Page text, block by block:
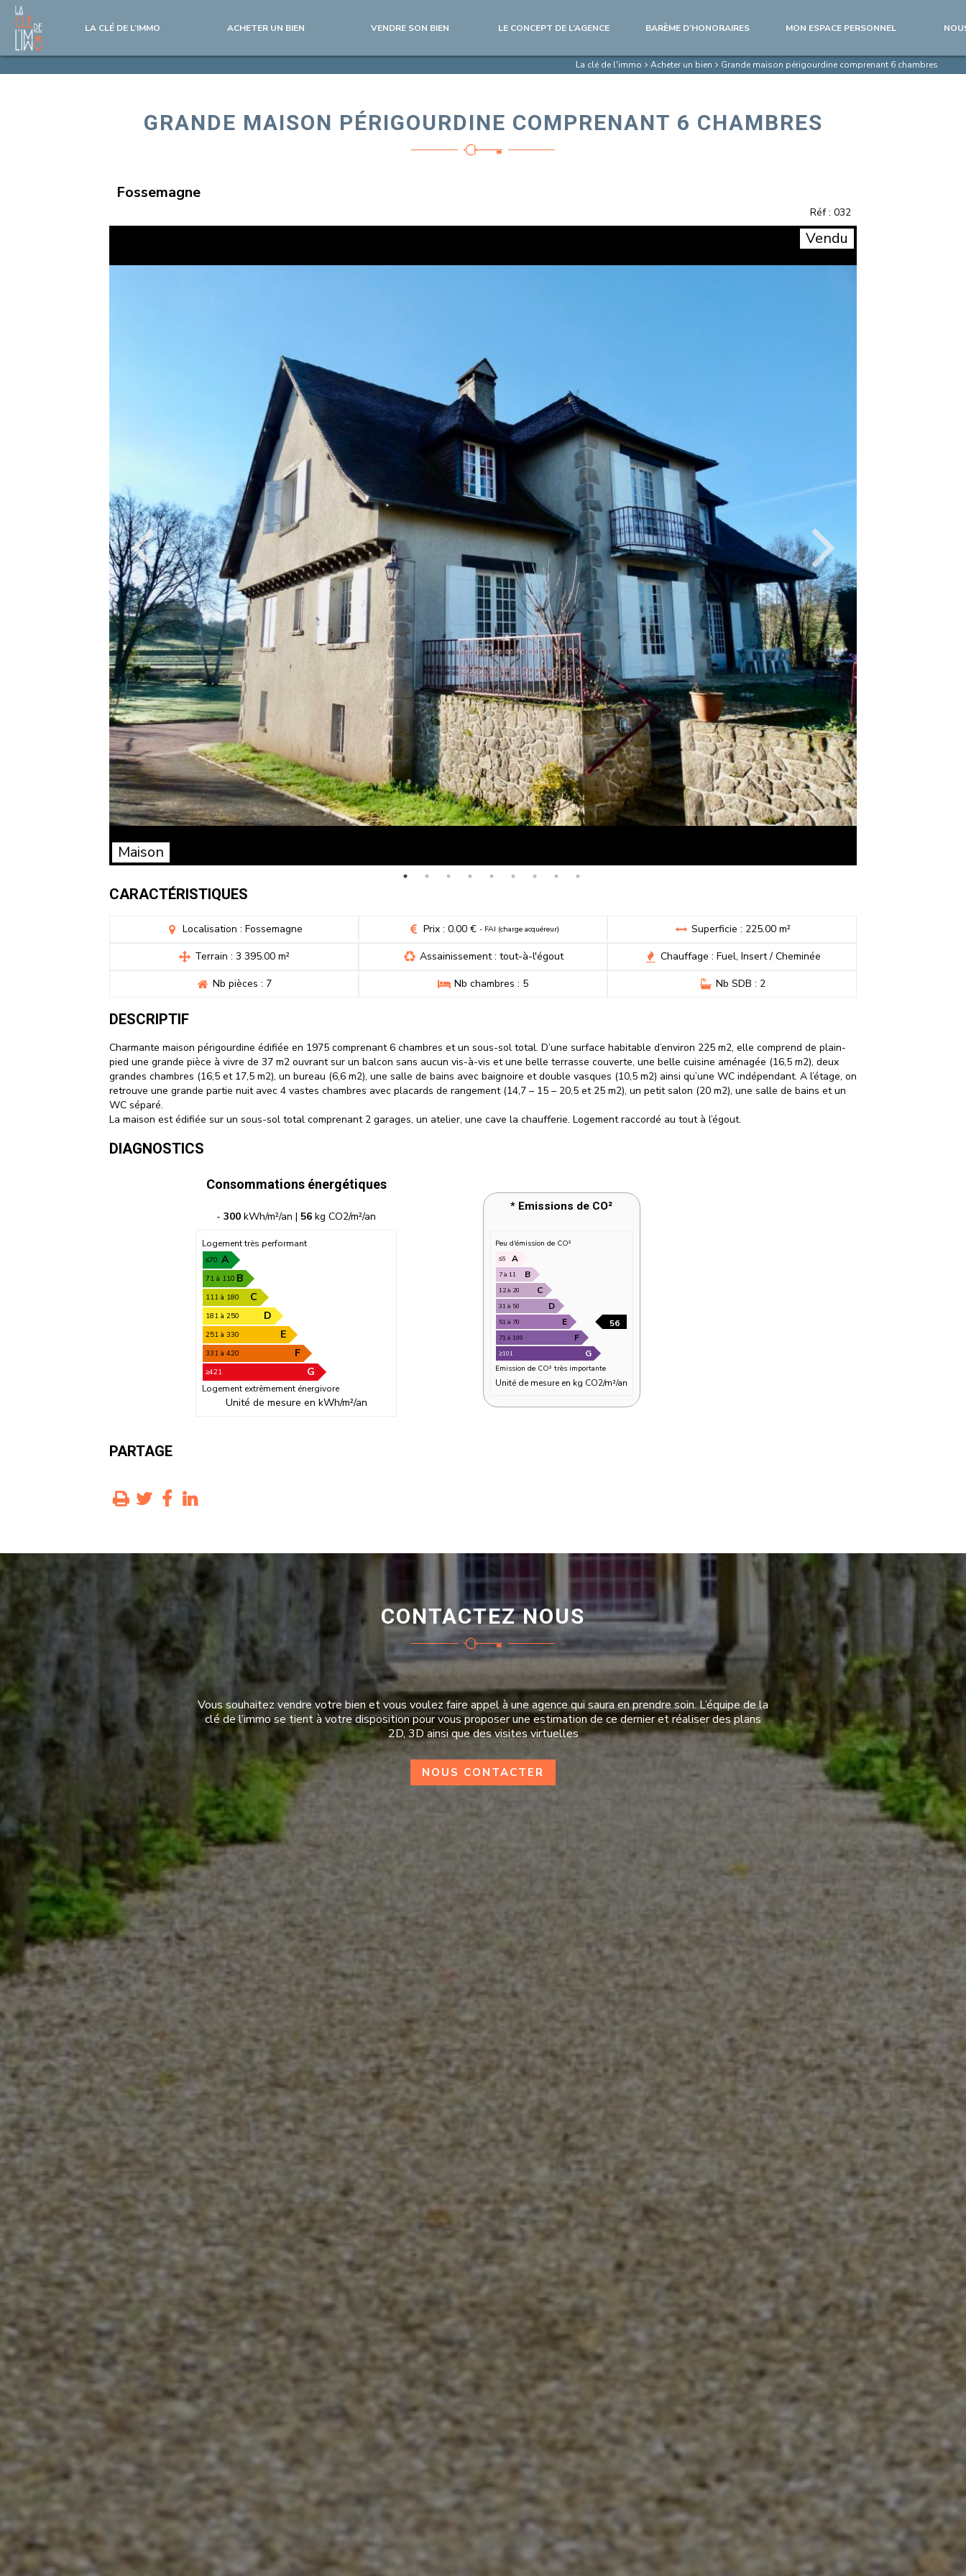
LA CLÉ DE L’IMMO ACHETER UN BIEN VENDRE SON BIEN LE CONCEPT DE L’AGENCE BARÈME D’HONORAIRES MON ESPACE PERSONNEL
La clé de l'immo Acheter un bien Grande maison périgourdine comprenant 6 chambres
GRANDE MAISON PÉRIGOURDINE COMPRENANT 6 CHAMBRES
Fossemagne
Réf : 032
Vendu
Maison
CARACTÉRISTIQUES
Localisation : Fossemagne Prix : 0.00 € - FAI (charge acquéreur)
Superficie : 225.00 m²
Terrain : 3 395.00 m²
Assainissement : tout-à-l'égout
Chauffage : Fuel, Insert / Cheminée
Nb pièces : 7
Nb chambres : 5 Nb SDB : 2
DESCRIPTIF
Charmante maison périgourdine édifiée en 1975 comprenant 6 chambres et un sous-sol total. D’une surface habitable d’environ 225 m2, elle comprend de plain-
pied une grande pièce à vivre de 37 m2 ouvrant sur un balcon sans aucun vis-à-vis et une belle terrasse couverte, une belle cuisine aménagée (16,5 m2), deux
grandes chambres (16,5 et 17,5 m2), un bureau (6,6 m2), une salle de bains avec baignoire et double vasques (10,5 m2) ainsi qu’une WC indépendant. A l’étage, on
retrouve une grande partie nuit avec 4 vastes chambres avec placards de rangement (14,7 – 15 – 20,5 et 25 m2), un petit salon (20 m2), une salle de bains et un
WC séparé.
La maison est édifiée sur un sous-sol total comprenant 2 garages, un atelier, une cave la chaufferie. Logement raccordé au tout à l’égout.
DIAGNOSTICS
Consommations énergétiques
- 300 kWh/m²/an | 56 kg CO2/m²/an
Logement très performant
≤70 A
71 à 110 B
111 à 180 C
181 à 250 D
251 à 330 E
331 à 420 F
≥421 G
Logement extrêmement énergivore
Unité de mesure en kWh/m²/an
51 à 70 E 56
Emission de CO² très importante
Unité de mesure en kg CO2/m²/an
PARTAGE
CONTACTEZ NOUS
Vous souhaitez vendre votre bien et vous voulez faire appel à une agence qui saura en prendre soin. L’équipe de la
clé de l’immo se tient à votre disposition pour vous proposer une estimation de ce dernier et réaliser des plans
2D, 3D ainsi que des visites virtuelles
NOUS CONTACTER